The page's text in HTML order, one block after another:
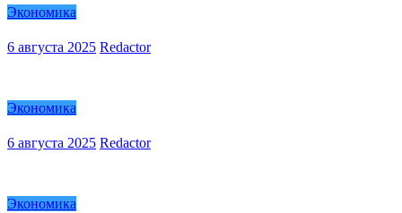
Экономика
6 августа 2025 Redactor
Экономика
6 августа 2025 Redactor
Экономика